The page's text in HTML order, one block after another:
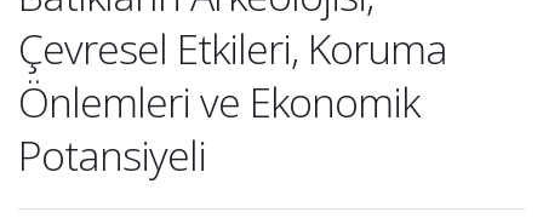
Çevresel Etkileri, Koruma
Önlemleri ve Ekonomik
Potansiyeli